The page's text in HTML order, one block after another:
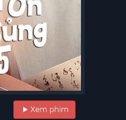
Xem phim